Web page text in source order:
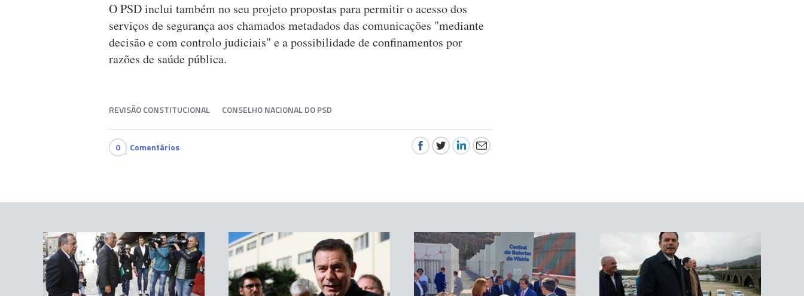
O PSD inclui também no seu projeto propostas para permitir o acesso dos
serviços de segurança aos chamados metadados das comunicações "mediante
decisão e com controlo judiciais" e a possibilidade de confinamentos por
razões de saúde pública.
REVISÃO CONSTITUCIONAL CONSELHO NACIONAL DO PSD
0 Comentários